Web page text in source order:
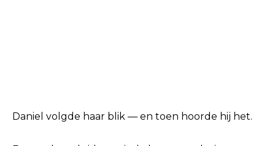
Daniel volgde haar blik — en toen hoorde hij het.